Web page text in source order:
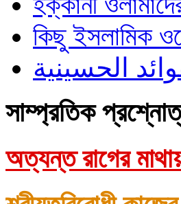
কিছু ইসলামিক
الحسينية
সাম্প্রতিক
অত্যন্ত রাগের